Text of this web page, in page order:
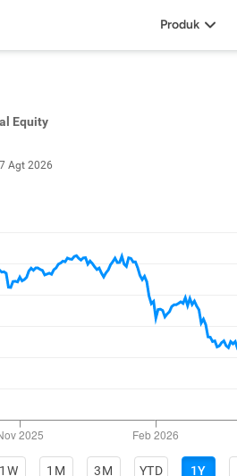
Produk
Equity
Agt 2026
1W 1M 3M YTD 1Y